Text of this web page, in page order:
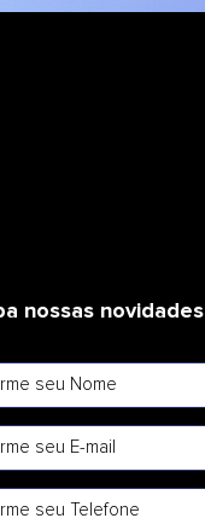
nossas novidades